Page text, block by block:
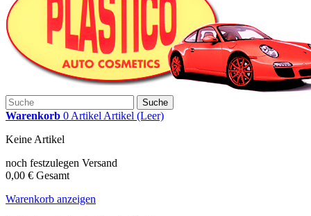
Suche
Warenkorb 0 Artikel Artikel (Leer)
Keine Artikel
noch festzulegen Versand
0,00 € Gesamt
Warenkorb anzeigen